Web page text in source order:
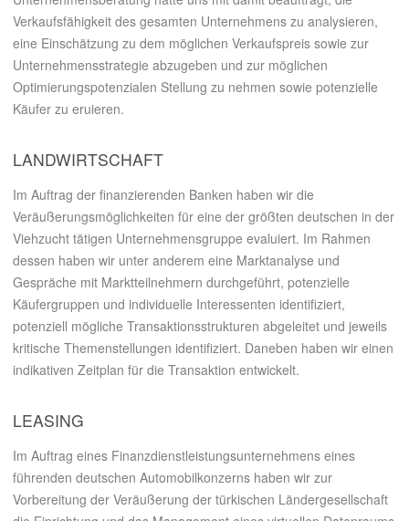
Verkaufsfähigkeit des gesamten Unternehmens zu analysieren,
eine Einschätzung zu dem möglichen Verkaufspreis sowie zur
Unternehmensstrategie abzugeben und zur möglichen
Optimierungspotenzialen Stellung zu nehmen sowie potenzielle
Käufer zu eruieren.
LANDWIRTSCHAFT
Im Auftrag der finanzierenden Banken haben wir die
Veräußerungsmöglichkeiten für eine der größten deutschen in der
Viehzucht tätigen Unternehmensgruppe evaluiert. Im Rahmen
dessen haben wir unter anderem eine Marktanalyse und
Gespräche mit Marktteilnehmern durchgeführt, potenzielle
Käufergruppen und individuelle Interessenten identifiziert,
potenziell mögliche Transaktionsstrukturen abgeleitet und jeweils
kritische Themenstellungen identifiziert. Daneben haben wir einen
indikativen Zeitplan für die Transaktion entwickelt.
LEASING
Im Auftrag eines Finanzdienstleistungsunternehmens eines
führenden deutschen Automobilkonzerns haben wir zur
Vorbereitung der Veräußerung der türkischen Ländergesellschaft